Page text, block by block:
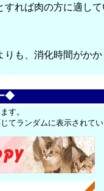
れば肉の方に適して
も、消化時間がかか
◆
す。
てランダムに表示されてい